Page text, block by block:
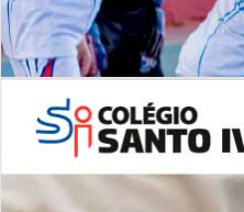
Desafios | Saiba mais